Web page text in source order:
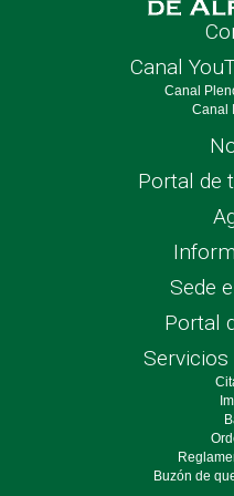
Canal
Canal
Canal
Portal de
Sede
Portal
Servicios
Buzón de